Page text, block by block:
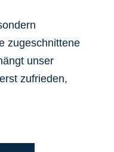
zugeschnittene
unser
zufrieden,